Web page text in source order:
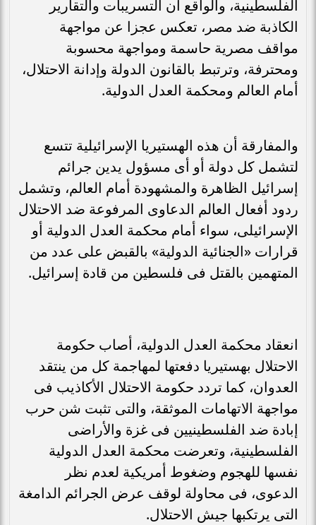
الفلسطينية، والواقع أن التسريبات والتقارير
الكاذبة ضد مصر، تعكس عجزا عن مواجهة
مواقف مصرية حاسمة ومواجهة محسوبة
ومحترفة، وترتبط بالقانون الدولة وإدانة الاحتلال،
أمام العالم ومحكمة العدل الدولية.
والمفارقة أن هذه الهستيريا الإسرائيلية تتسع
لتشمل كل دولة أو أى مسؤول يدين جرائم
إسرائيل الظاهرة والمشهودة أمام العالم، وتشمل
ردود أفعال العالم الدعاوى المرفوعة ضد الاحتلال
الإسرائيلى، سواء أمام محكمة العدل الدولية أو
قرارات «الجنائية الدولية» بالقبض على عدد من
المتهمين بالقتل فى فلسطين من قادة إسرائيل.
انعقاد محكمة العدل الدولية، أصاب حكومة
الاحتلال بهستيريا دفعتها لمهاجمة كل من ينتقد
العدوان، كما تردد حكومة الاحتلال الأكاذيب فى
مواجهة الاتهامات الموثقة، والتى تثبت شن حرب
إبادة ضد الفلسطينيين فى غزة والأراضى
الفلسطينية، وتعرضت محكمة العدل الدولية
نفسها للهجوم وضغوط أمريكية لعدم نظر
الدعوى، فى محاولة لوقف عرض الجرائم الدامغة
التى يرتكبها جيش الاحتلال.